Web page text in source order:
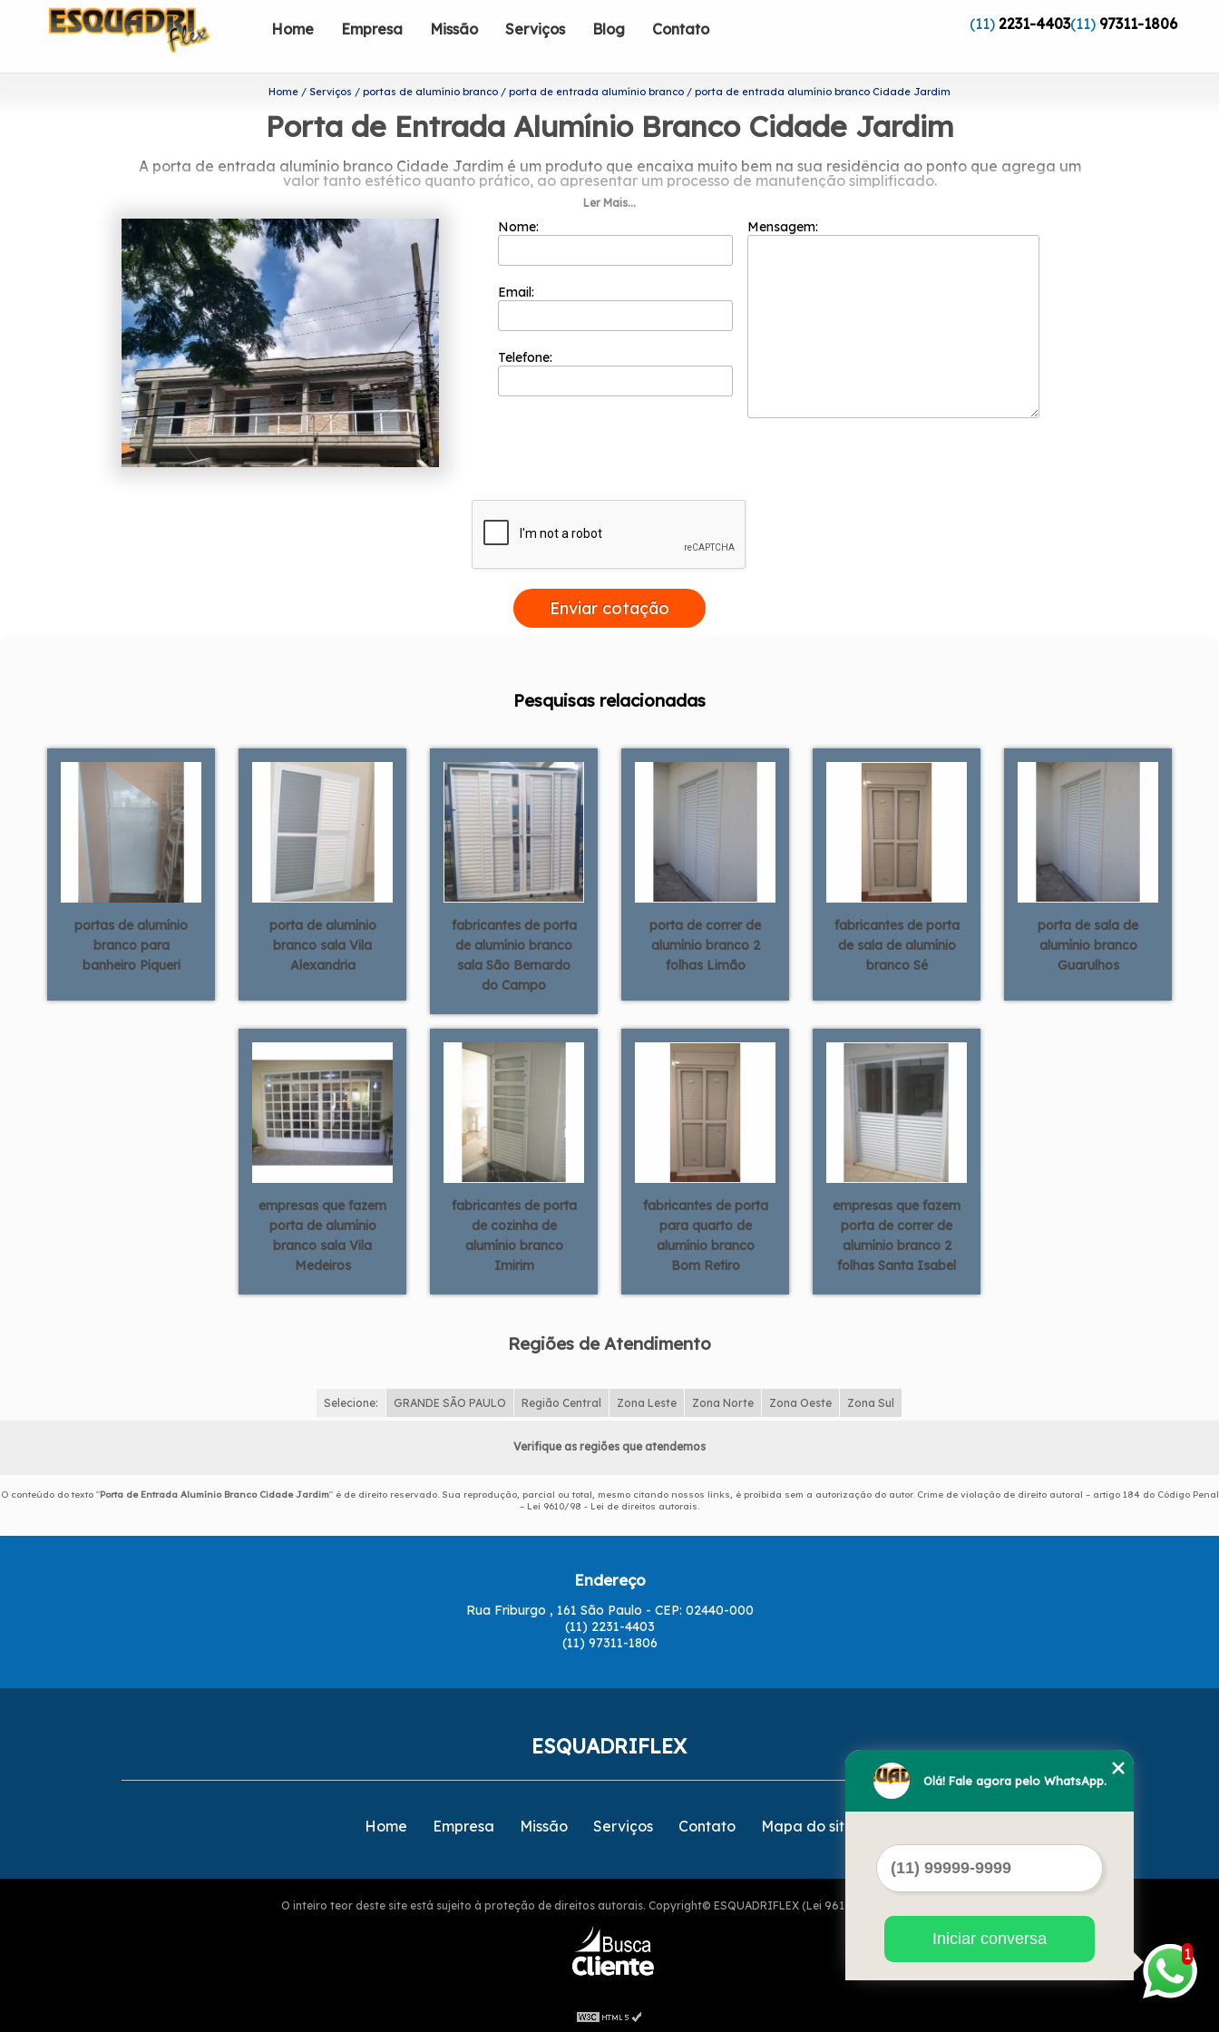
Home Empresa Missão Serviços Blog Contato (11) 2231-4403(11) 97311-1806
Home Serviços portas de alumínio branco porta de entrada alumínio branco porta de entrada alumínio branco Cidade Jardim
Porta de Entrada Alumínio Branco Cidade Jardim
A porta de entrada alumínio branco Cidade Jardim é um produto que encaixa muito bem na sua residência ao ponto que agrega um
valor tanto estético quanto prático, ao apresentar um processo de manutenção simplificado.
Você está procurando por porta de entrada alumínio branco Cidade Jardim?
A Esquadriflex tem a sua organização focada nos resultados positivos e na segurança. Ela procura trabalhar sempre com a máxima
eficiência e qualidade em seus serviços e é capaz de garantir o melhor custo benefício para seus clientes para que a satisfação deles
Você precisa de informações sobre porta de entrada alumínio branco Cidade Jardim? Conheça os serviços oferecidos pela Esquadriflex.
Entre eles, é possível encontrar: Cortina de Vidro Fumê, Esquadria de Alumínio Bronze, entre outras alternativas. Não deixe de falar
conosco para esclarecer cada uma de suas dúvidas com nossos profissionais.
Ler Mais...
Nome:
Email:
Telefone:
Mensagem:
Enviar cotação
Pesquisas relacionadas
portas de alumínio
branco para
banheiro Piqueri
porta de alumínio
branco sala Vila
Alexandria
fabricantes de porta
de alumínio branco
sala São Bernardo
do Campo
porta de correr de
alumínio branco 2
folhas Limão
fabricantes de porta
de sala de alumínio
branco Sé
porta de sala de
alumínio branco
Guarulhos
empresas que fazem
porta de alumínio
branco sala Vila
Medeiros
fabricantes de porta
de cozinha de
alumínio branco
Imirim
fabricantes de porta
para quarto de
alumínio branco
Bom Retiro
empresas que fazem
porta de correr de
alumínio branco 2
folhas Santa Isabel
Regiões de Atendimento
Selecione: GRANDE SÃO PAULO Região Central Zona Leste Zona Norte Zona Oeste Zona Sul
Verifique as regiões que atendemos
O conteúdo do texto "Porta de Entrada Alumínio Branco Cidade Jardim" é de direito reservado. Sua reprodução, parcial ou total, mesmo citando nossos links, é proibida sem a autorização do autor. Crime de violação de direito autoral – artigo 184 do Código Penal
– Lei 9610/98 - Lei de direitos autorais.
Endereço
Rua Friburgo , 161 São Paulo - CEP: 02440-000
(11) 2231-4403
(11) 97311-1806
ESQUADRIFLEX
Home Empresa Missão Serviços Contato Mapa do site
O inteiro teor deste site está sujeito à proteção de direitos autorais. Copyright© ESQUADRIFLEX (Lei 9610 de 19/02/1998)
1
Olá! Fale agora pelo WhatsApp.
Iniciar conversa